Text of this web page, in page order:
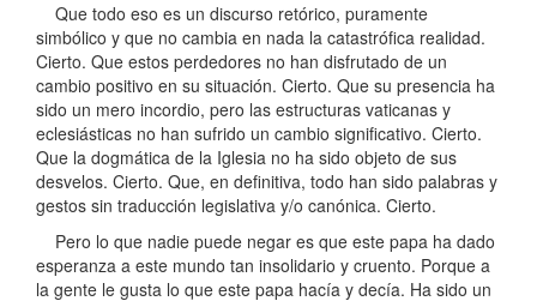
Que todo eso es un discurso retórico, puramente
simbólico y que no cambia en nada la catastrófica realidad.
Cierto. Que estos perdedores no han disfrutado de un
cambio positivo en su situación. Cierto. Que su presencia ha
sido un mero incordio, pero las estructuras vaticanas y
eclesiásticas no han sufrido un cambio significativo. Cierto.
Que la dogmática de la Iglesia no ha sido objeto de sus
desvelos. Cierto. Que, en definitiva, todo han sido palabras y
gestos sin traducción legislativa y/o canónica. Cierto.
Pero lo que nadie puede negar es que este papa ha dado
esperanza a este mundo tan insolidario y cruento. Porque a
la gente le gusta lo que este papa hacía y decía. Ha sido un